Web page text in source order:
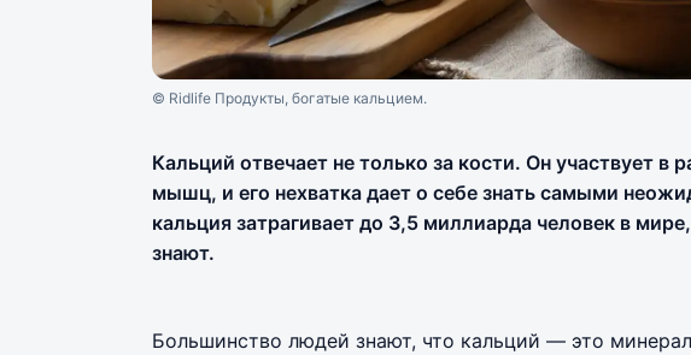
© Ridlife Продукты, богатые кальцием.
Кальций отвечает не только за кости. Он участвует в
мышц, и его нехватка дает о себе знать самыми
кальция затрагивает до 3,5 миллиарда человек в
знают.
Большинство людей знают, что кальций — это